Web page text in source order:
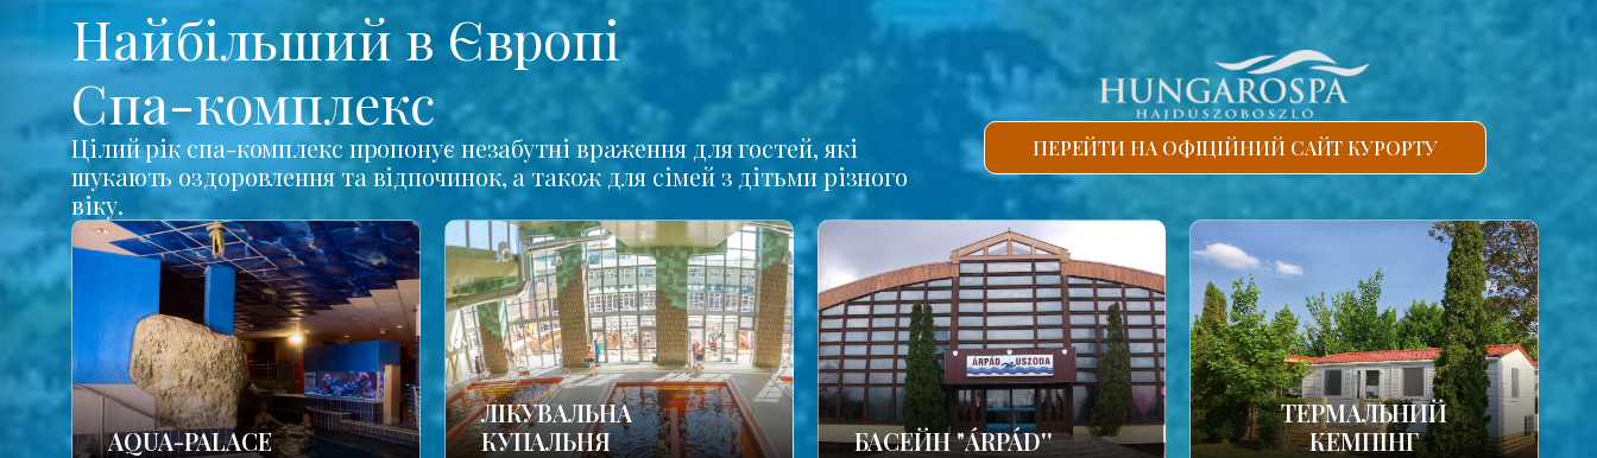
Найбільший в Європі
Спа-комплекс
Цілий рік спа-комплекс пропонує незабутні враження для гостей, які
шукають оздоровлення та відпочинок, а також для сімей з дітьми різного
віку.
ПЕРЕЙТИ НА ОФІЦІЙНИЙ САЙТ КУРОРТУ
AQUA-PALACE
ЛІКУВАЛЬНА
КУПАЛЬНЯ
БАСЕЙН "ÁRPÁD''
ТЕРМАЛЬНИЙ
КЕМПІНГ